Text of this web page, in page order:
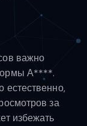
важно
А****.
естественно,
за
избежать